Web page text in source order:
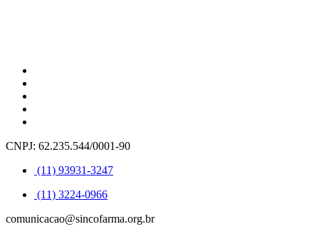
CNPJ: 62.235.544/0001-90
(11) 93931-3247
(11) 3224-0966
comunicacao@sincofarma.org.br